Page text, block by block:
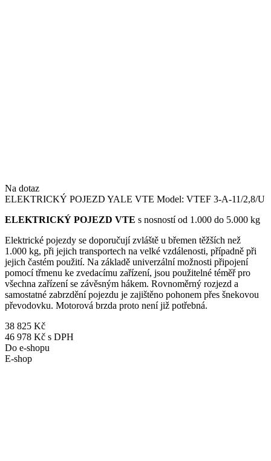
Na dotaz
ELEKTRICKÝ POJEZD YALE VTE Model: VTEF 3-A-11/2,8/U
ELEKTRICKÝ POJEZD VTE s nosností od 1.000 do 5.000 kg
Elektrické pojezdy se doporučují zvláště u břemen těžších než
1.000 kg, při jejich transportech na velké vzdálenosti, případně při
jejich častém použití. Na základě univerzální možnosti připojení
pomocí třmenu ke zvedacímu zařízení, jsou použitelné téměř pro
všechna zařízení se závěsným hákem. Rovnoměrný rozjezd a
samostatné zabrzdění pojezdu je zajištěno pohonem přes šnekovou
převodovku. Motorová brzda proto není již potřebná.
38 825 Kč
46 978 Kč s DPH
Do e-shopu
E-shop